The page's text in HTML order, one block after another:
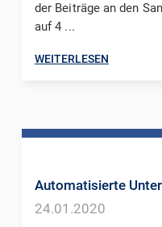
der Beiträge an den
auf 4 ...
WEITERLESEN
Automatisierte
24.01.2020